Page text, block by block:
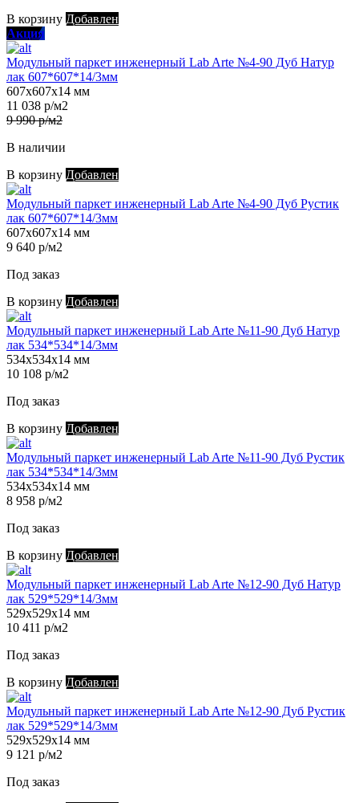
В корзину Добавлен
Акция
Модульный паркет инженерный Lab Arte №4-90 Дуб Натур
лак 607*607*14/3мм
607х607х14 мм
11 038 р/м2
9 990 р/м2
В наличии
В корзину Добавлен
Модульный паркет инженерный Lab Arte №4-90 Дуб Рустик
лак 607*607*14/3мм
607х607х14 мм
9 640 р/м2
Под заказ
В корзину Добавлен
Модульный паркет инженерный Lab Arte №11-90 Дуб Натур
лак 534*534*14/3мм
534х534х14 мм
10 108 р/м2
Под заказ
В корзину Добавлен
Модульный паркет инженерный Lab Arte №11-90 Дуб Рустик
лак 534*534*14/3мм
534х534х14 мм
8 958 р/м2
Под заказ
В корзину Добавлен
Модульный паркет инженерный Lab Arte №12-90 Дуб Натур
лак 529*529*14/3мм
529х529х14 мм
10 411 р/м2
Под заказ
В корзину Добавлен
Модульный паркет инженерный Lab Arte №12-90 Дуб Рустик
лак 529*529*14/3мм
529х529х14 мм
9 121 р/м2
Под заказ